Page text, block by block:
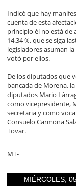
Indicó que hay
cuenta de esta
principio él no está de
14.34 %, que se siga
legisladores asuman
votó por ellos.
De los diputados que
bancada de Morena,
diputados Mario
como vicepresidente,
secretaria y como
Consuelo Carmona
Tovar.
MT-
MIÉRCOLES,